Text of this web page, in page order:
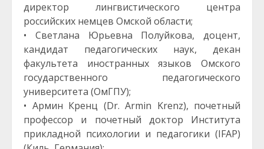
директор лингвистического центра
российских немцев Омской области;
• Светлана Юрьевна Полуйкова, доцент,
кандидат педагогических наук, декан
факультета иностранных языков Омского
государственного педагогического
университета (ОмГПУ);
• Армин Кренц (Dr. Armin Krenz), почетный
профессор и почетный доктор Института
прикладной психологии и педагогики (IFAP)